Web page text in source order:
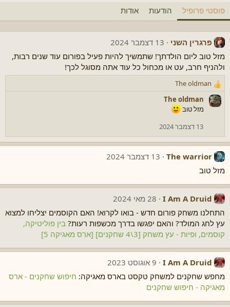
פוסטי פרופיל הודעות אודות
פרגרין השני
13 דצמבר 2024
מזל טוב ליום הולדתך! שתמשיך להיות פעיל בפורום עוד שנים רבות,
ולהניף חרב, עט או מכחול כל עוד אתה מסוגל לכך!
ר
ג
ש
The oldman
The oldman
מזל טוב
13 דצמבר 2024
The warrior
13 דצמבר 2024
מזל טוב
I Am A Druid
28 מאי 2024
התחלנו משחק פורום חדש - בואו לקרוא! האם הקוסמים יצליחו למצוא
עץ לחג המולד? והאם יפגשו בדרך מכשפות רעות? בין פוליטיקה,
קוסמים, ופיות - עץ משחק [3\4 שחקנים] [ארס מאגיקה 5]
I Am A Druid
9 אוגוסט 2023
מחפש שחקנים למשחק טקסט בארס מאגיקה: חיפוש שחקנים - ארס
מאגיקה - חיפוש שחקנים